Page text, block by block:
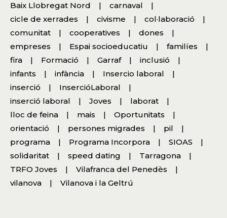
Baix Llobregat Nord
carnaval
cicle de xerrades
civisme
col·laboració
comunitat
cooperatives
dones
empreses
Espai socioeducatiu
familíes
fira
Formació Garraf
inclusió
infants
infància
Insercio laboral
inserció
InsercióLaboral
inserció laboral
Joves
laborat
lloc de feina
mais
Oportunitats
orientació
persones migrades
pil
programa
Programa Incorpora
SIOAS
solidaritat
speed dating
Tarragona
TRFO Joves
Vilafranca del Penedès
vilanova
Vilanova i la Geltrú